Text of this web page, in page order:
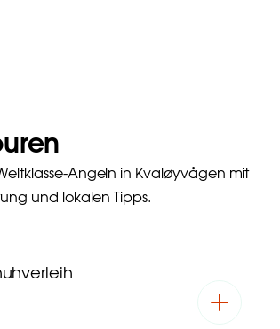
Angeln in Kvaløyvågen mit
und lokalen Tipps.